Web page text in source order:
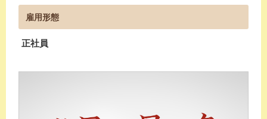
雇用形態
正社員